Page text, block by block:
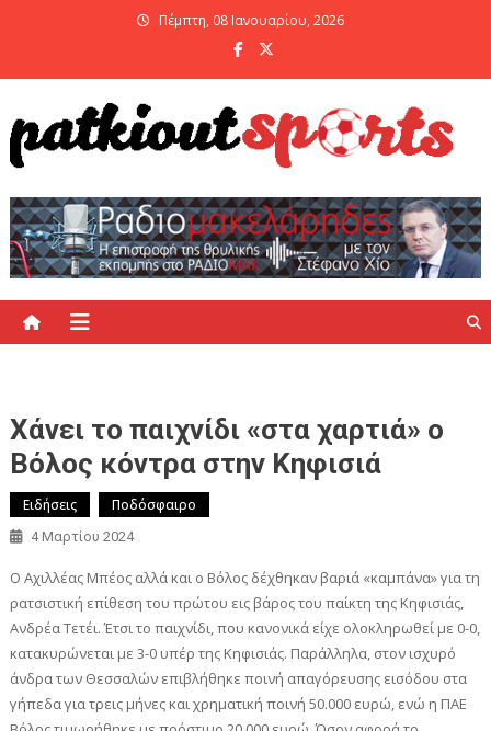
Πέμπτη, 08 Ιανουαρίου, 2026
Χάνει το παιχνίδι «στα χαρτιά» ο
Βόλος κόντρα στην Κηφισιά
Ειδήσεις Ποδόσφαιρο
4 Μαρτίου 2024
Ο Αχιλλέας Μπέος αλλά και ο Βόλος δέχθηκαν βαριά «καμπάνα» για τη
ρατσιστική επίθεση του πρώτου εις βάρος του παίκτη της Κηφισιάς,
Ανδρέα Τετέι. Έτσι το παιχνίδι, που κανονικά είχε ολοκληρωθεί με 0-0,
κατακυρώνεται με 3-0 υπέρ της Κηφισιάς. Παράλληλα, στον ισχυρό
άνδρα των Θεσσαλών επιβλήθηκε ποινή απαγόρευσης εισόδου στα
γήπεδα για τρεις μήνες και χρηματική ποινή 50.000 ευρώ, ενώ η ΠΑΕ